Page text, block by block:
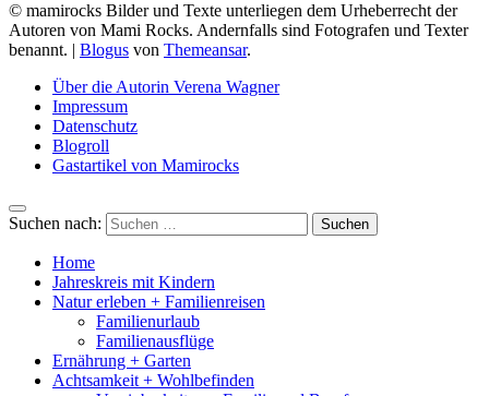
© mamirocks Bilder und Texte unterliegen dem Urheberrecht der
Autoren von Mami Rocks. Andernfalls sind Fotografen und Texter
benannt. | Blogus von Themeansar.
Über die Autorin Verena Wagner
Impressum
Datenschutz
Blogroll
Gastartikel von Mamirocks
Suchen nach:
Home
Jahreskreis mit Kindern
Natur erleben + Familienreisen
Familienurlaub
Familienausflüge
Ernährung + Garten
Achtsamkeit + Wohlbefinden